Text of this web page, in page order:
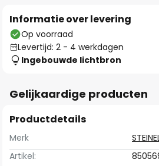
Informatie over levering
Op voorraad
Levertijd: 2 - 4 werkdagen
Ingebouwde lichtbron
Gelijkaardige producten
Productdetails
Merk
Artikel: